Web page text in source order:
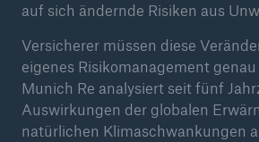
auf sich ändernde Risiken aus
Versicherer müssen diese
eigenes Risikomanagement
Munich Re analysiert seit fünf
Auswirkungen der globalen
natürlichen Klimaschwankungen
Home
Risiken